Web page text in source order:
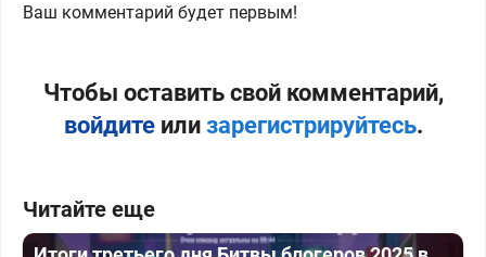
Ваш комментарий будет первым!
Чтобы оставить свой комментарий,
войдитеили зарегистрируйтесь.
Читайте еще